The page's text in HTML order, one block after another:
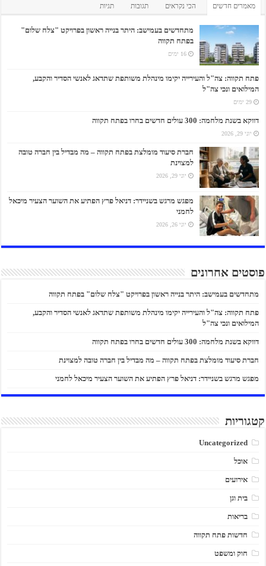
מאמרים חדשים הכי נקראים תגובות תגיות
מתחדשים בעמישב: היתר בנייה ראשון בפרויקט "צלח שלום"
בפתח תקווה
16 ימים
פתח תקווה: צה"ל והעירייה יקימו מינהלת משותפת שתדאג לאנשי הסדיר והקבע,
המילואים ונכי צה"ל
29 ימים
דווקא בשנת מלחמה: 300 עולים חדשים בחרו בפתח תקווה
יוני 29, 2026
חברת סיעוד מומלצת בפתח תקווה – מה מבדיל בין חברה טובה
למצוינת
יוני 29, 2026
מפגש מרגש בשניידר: דניאל פרץ הפתיע את השוער הצעיר מיכאל
לחמני
יוני 26, 2026
פוסטים אחרונים
מתחדשים בעמישב: היתר בנייה ראשון בפרויקט "צלח שלום" בפתח תקווה
פתח תקווה: צה"ל והעירייה יקימו מינהלת משותפת שתדאג לאנשי הסדיר והקבע,
המילואים ונכי צה"ל
דווקא בשנת מלחמה: 300 עולים חדשים בחרו בפתח תקווה
חברת סיעוד מומלצת בפתח תקווה – מה מבדיל בין חברה טובה למצוינת
מפגש מרגש בשניידר: דניאל פרץ הפתיע את השוער הצעיר מיכאל לחמני
קטגוריות
Uncategorized
אוכל
אירועים
בית וגן
בריאות
חדשות פתח תקווה
חוק ומשפט